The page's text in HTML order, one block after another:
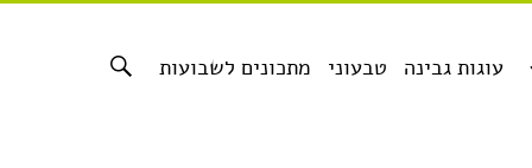
מתכונים לשבועות טבעוני עוגות גבינה